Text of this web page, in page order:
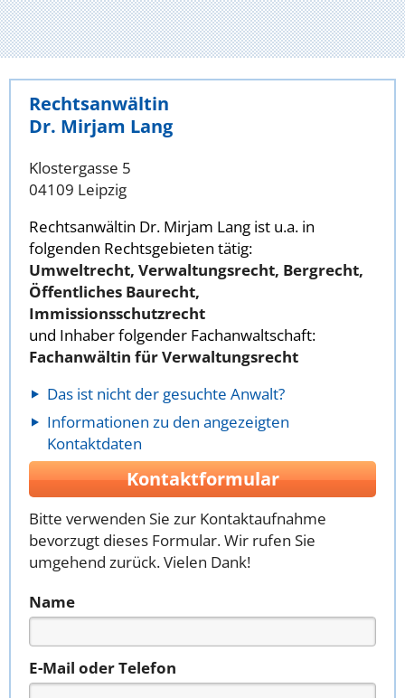
Rechtsanwältin
Dr. Mirjam Lang
Klostergasse 5
04109 Leipzig
Rechtsanwältin Dr. Mirjam Lang ist u.a. in
folgenden Rechtsgebieten tätig:
Umweltrecht, Verwaltungsrecht, Bergrecht,
Öffentliches Baurecht,
Immissionsschutzrecht
und Inhaber folgender Fachanwaltschaft:
Fachanwältin für Verwaltungsrecht
Das ist nicht der gesuchte Anwalt?
Informationen zu den angezeigten
Kontaktdaten
Kontaktformular
Bitte verwenden Sie zur Kontaktaufnahme
bevorzugt dieses Formular. Wir rufen Sie
umgehend zurück. Vielen Dank!
Name
E-Mail oder Telefon